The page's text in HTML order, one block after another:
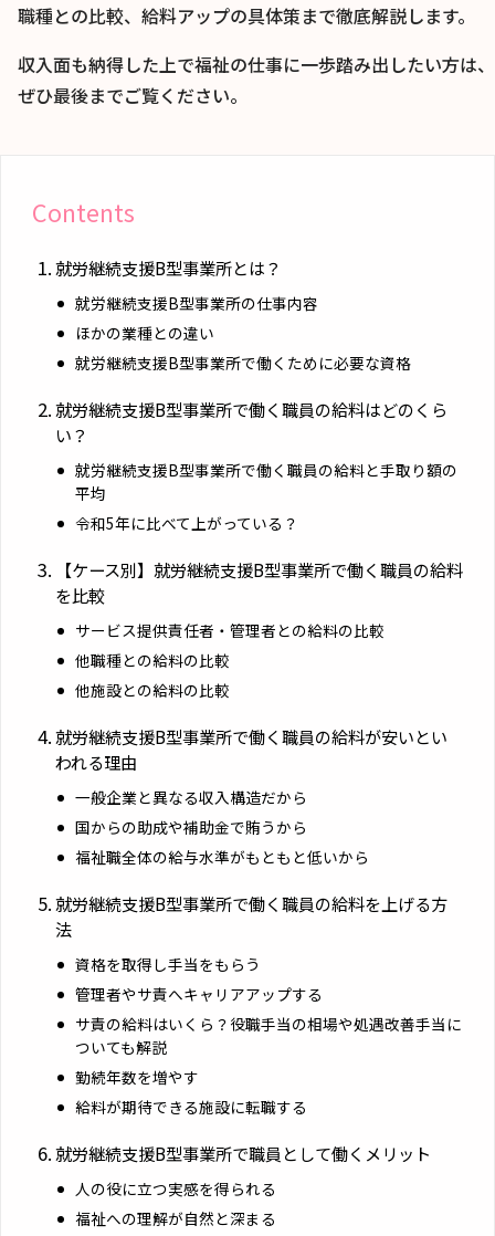
職種との比較、給料アップの具体策まで徹底解説します。
収入面も納得した上で福祉の仕事に一歩踏み出したい方は、
ぜひ最後までご覧ください。
Contents
就労継続支援B型事業所とは？
就労継続支援B型事業所の仕事内容
ほかの業種との違い
就労継続支援B型事業所で働くために必要な資格
就労継続支援B型事業所で働く職員の給料はどのくら
い？
就労継続支援B型事業所で働く職員の給料と手取り額の
平均
令和5年に比べて上がっている？
【ケース別】就労継続支援B型事業所で働く職員の給料
を比較
サービス提供責任者・管理者との給料の比較
他職種との給料の比較
他施設との給料の比較
就労継続支援B型事業所で働く職員の給料が安いとい
われる理由
一般企業と異なる収入構造だから
国からの助成や補助金で賄うから
福祉職全体の給与水準がもともと低いから
就労継続支援B型事業所で働く職員の給料を上げる方
法
資格を取得し手当をもらう
管理者やサ責へキャリアアップする
サ責の給料はいくら？役職手当の相場や処遇改善手当に
ついても解説
勤続年数を増やす
給料が期待できる施設に転職する
就労継続支援B型事業所で職員として働くメリット
人の役に立つ実感を得られる
福祉への理解が自然と深まる